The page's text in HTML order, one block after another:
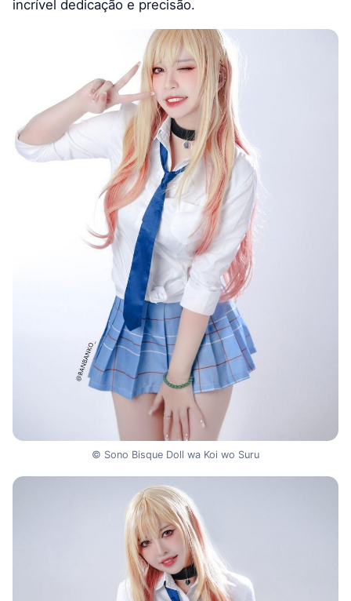
incrível dedicação e precisão.
© Sono Bisque Doll wa Koi wo Suru